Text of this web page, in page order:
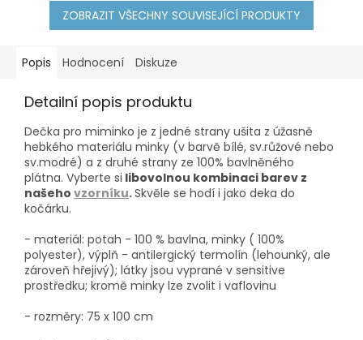
ZOBRAZIT VŠECHNY SOUVISEJÍCÍ PRODUKTY
Popis Hodnocení Diskuze
Detailní popis produktu
Dečka pro miminko je z jedné strany ušita z úžasně
hebkého materiálu minky (v barvě bílé, sv.růžové nebo
sv.modré) a z druhé strany ze 100% bavlněného
plátna. Vyberte si libovolnou kombinaci barev z
našeho vzorníku.Skvěle se hodí i jako deka do
kočárku.
- materiál: potah - 100 % bavlna, minky ( 100%
polyester), výplň - antilergický termolín (lehounký, ale
zároveň hřejivý); látky jsou vyprané v sensitive
prostředku; kromě minky lze zvolit i vaflovinu
- rozměry: 75 x 100 cm